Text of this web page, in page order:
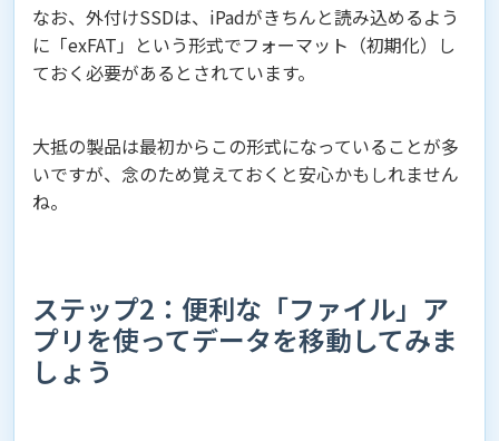
なお、外付けSSDは、iPadがきちんと読み込めるよう
に「exFAT」という形式でフォーマット（初期化）し
ておく必要があるとされています。
大抵の製品は最初からこの形式になっていることが多
いですが、念のため覚えておくと安心かもしれません
ね。
ステップ2：便利な「ファイル」ア
プリを使ってデータを移動してみま
しょう